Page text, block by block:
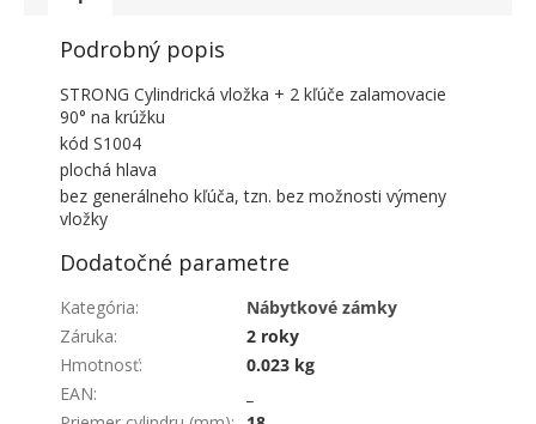
Podrobný popis
STRONG Cylindrická vložka + 2 kľúče zalamovacie
90° na krúžku
kód S1004
plochá hlava
bez generálneho kľúča, tzn. bez možnosti výmeny
vložky
Dodatočné parametre
Kategória:
Nábytkové zámky
Záruka:
2 roky
Hmotnosť:
0.023 kg
EAN: